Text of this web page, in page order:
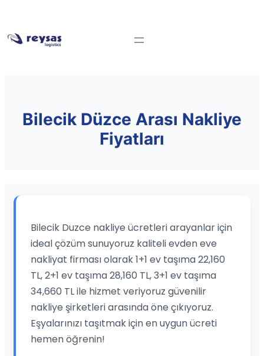
Bilecik Düzce Arası Nakliye
Fiyatları
Bilecik Duzce nakliye ücretleri arayanlar için
ideal çözüm sunuyoruz kaliteli evden eve
nakliyat firması olarak 1+1 ev taşıma 22,160
TL, 2+1 ev taşıma 28,160 TL, 3+1 ev taşıma
34,660 TL ile hizmet veriyoruz güvenilir
nakliye şirketleri arasında öne çıkıyoruz.
Eşyalarınızı taşıtmak için en uygun ücreti
hemen öğrenin!